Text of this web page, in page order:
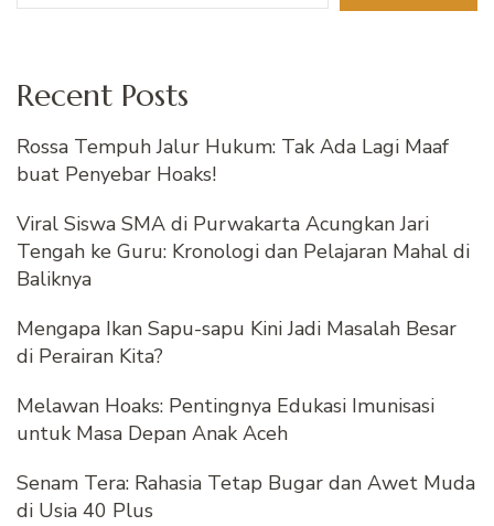
Recent Posts
Rossa Tempuh Jalur Hukum: Tak Ada Lagi Maaf
buat Penyebar Hoaks!
Viral Siswa SMA di Purwakarta Acungkan Jari
Tengah ke Guru: Kronologi dan Pelajaran Mahal di
Baliknya
Mengapa Ikan Sapu-sapu Kini Jadi Masalah Besar
di Perairan Kita?
Melawan Hoaks: Pentingnya Edukasi Imunisasi
untuk Masa Depan Anak Aceh
Senam Tera: Rahasia Tetap Bugar dan Awet Muda
di Usia 40 Plus